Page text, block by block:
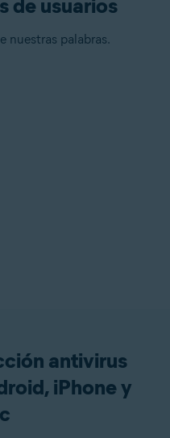
de usuarios
nuestras palabras.
antivirus
iPhone y